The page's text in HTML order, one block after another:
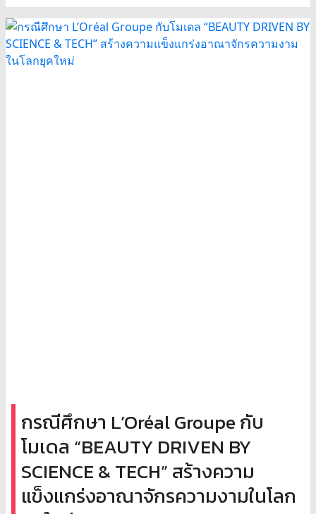
กรณีศึกษา L’Oréal Groupe กับ
โมเดล “BEAUTY DRIVEN BY
SCIENCE & TECH” สร้างความ
แข็งแกร่งอาณาจักรความงามในโลก